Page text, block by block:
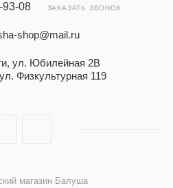
93-08 ЗАКАЗАТЬ ЗВОНОК
shop@mail.ru
ул. Юбилейная 2В
Физкультурная 119
магазин Балуша